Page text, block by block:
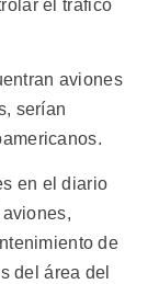
el tráfico
aviones
serían
en el diario
de
del área del